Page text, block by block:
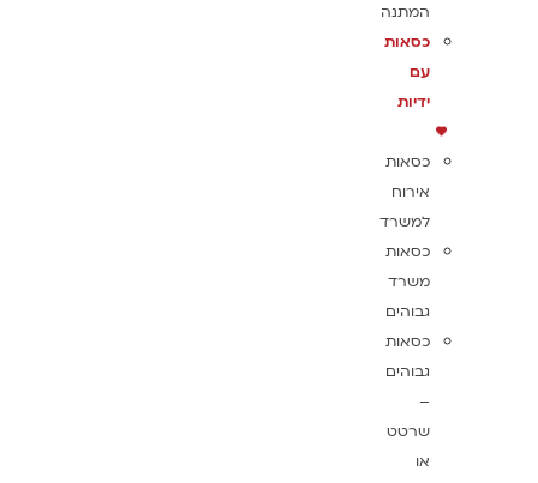
המתנה
כסאות
עם
ידיות
כסאות
אירוח
למשרד
כסאות
משרד
גבוהים
כסאות
גבוהים
–
שרטט
או